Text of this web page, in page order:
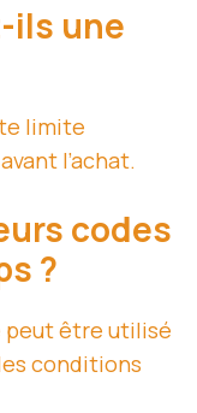
ils une
limite
l’achat.
codes
?
peut être utilisé
conditions